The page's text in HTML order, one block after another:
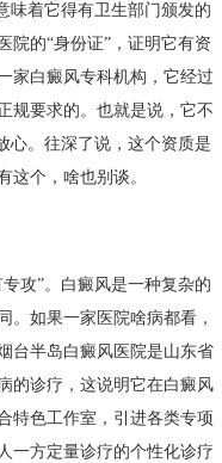
味着它得有卫生部门颁发的
院的“身份证”，证明它有资
家白癜风专科机构，它经过
规要求的。也就是说，它不
心。往深了说，这个资质是
这个，啥也别谈。
攻”。白癜风是一种复杂的
。如果一家医院啥病都看，
台半岛白癜风医院是山东省
的诊疗，这说明它在白癜风
特色工作室，引进各类专项
一方定量诊疗的个性化诊疗